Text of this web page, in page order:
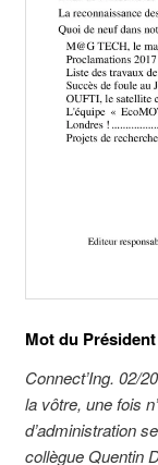
Mot du Président
Connect’Ing. 02/
la vôtre, une fois
d’administration
collègue Quentin